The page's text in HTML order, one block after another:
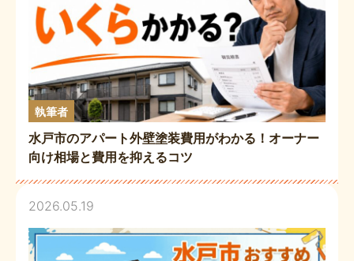
執筆者
水戸市のアパート外壁塗装費用がわかる！オーナー
向け相場と費用を抑えるコツ
2026.05.19